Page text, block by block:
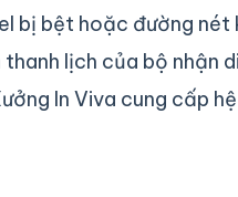
bị bệt hoặc đường nét
lịch của bộ nhận
In Viva cung cấp